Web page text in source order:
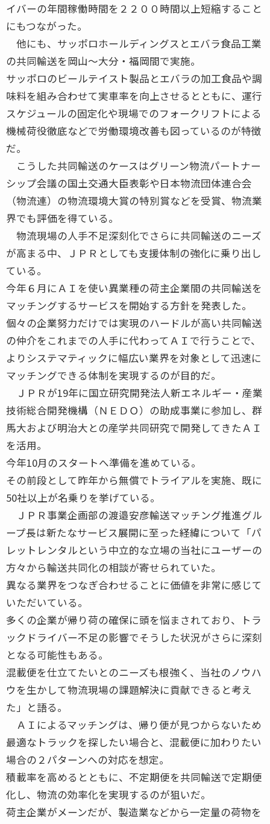
イバーの年間稼働時間を２２００時間以上短縮すること
にもつながった。
他にも、サッポロホールディングスとエバラ食品工業
の共同輸送を岡山～大分・福岡間で実施。
サッポロのビールテイスト製品とエバラの加工食品や調
味料を組み合わせて実車率を向上させるとともに、運行
スケジュールの固定化や現場でのフォークリフトによる
機械荷役徹底などで労働環境改善も図っているのが特徴
だ。
こうした共同輸送のケースはグリーン物流パートナー
シップ会議の国土交通大臣表彰や日本物流団体連合会
（物流連）の物流環境大賞の特別賞などを受賞、物流業
界でも評価を得ている。
物流現場の人手不足深刻化でさらに共同輸送のニーズ
が高まる中、ＪＰＲとしても支援体制の強化に乗り出し
ている。
今年６月にＡＩを使い異業種の荷主企業間の共同輸送を
マッチングするサービスを開始する方針を発表した。
個々の企業努力だけでは実現のハードルが高い共同輸送
の仲介をこれまでの人手に代わってＡＩで行うことで、
よりシステマティックに幅広い業界を対象として迅速に
マッチングできる体制を実現するのが目的だ。
ＪＰＲが19年に国立研究開発法人新エネルギー・産業
技術総合開発機構（ＮＥＤＯ）の助成事業に参加し、群
馬大および明治大との産学共同研究で開発してきたＡＩ
を活用。
今年10月のスタートへ準備を進めている。
その前段として昨年から無償でトライアルを実施、既に
50社以上が名乗りを挙げている。
ＪＰＲ事業企画部の渡邉安彦輸送マッチング推進グル
ープ長は新たなサービス展開に至った経緯について「パ
レットレンタルという中立的な立場の当社にユーザーの
方々から輸送共同化の相談が寄せられていた。
異なる業界をつなぎ合わせることに価値を非常に感じて
いただいている。
多くの企業が帰り荷の確保に頭を悩まされており、トラ
ックドライバー不足の影響でそうした状況がさらに深刻
となる可能性もある。
混載便を仕立てたいとのニーズも根強く、当社のノウハ
ウを生かして物流現場の課題解決に貢献できると考え
た」と語る。
ＡＩによるマッチングは、帰り便が見つからないため
最適なトラックを探したい場合と、混載便に加わりたい
場合の２パターンへの対応を想定。
積載率を高めるとともに、不定期便を共同輸送で定期便
化し、物流の効率化を実現するのが狙いだ。
荷主企業がメーンだが、製造業などから一定量の荷物を